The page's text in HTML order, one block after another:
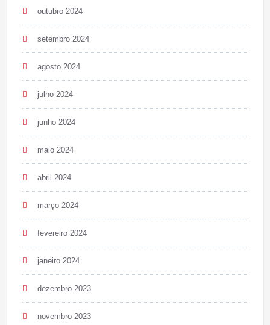
outubro 2024
setembro 2024
agosto 2024
julho 2024
junho 2024
maio 2024
abril 2024
março 2024
fevereiro 2024
janeiro 2024
dezembro 2023
novembro 2023